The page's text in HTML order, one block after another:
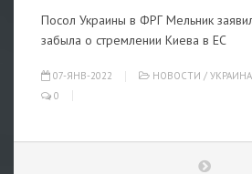
Посол Украины в ФРГ Мельник
забыла о стремлении Киева в ЕС
07-ЯНВ-2022 НОВОСТИ / УКРАИНА
0